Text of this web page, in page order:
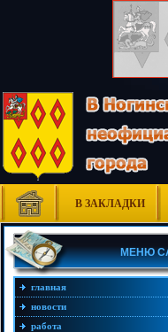
В ЗАКЛАДКИ
МЕНЮ
главная
новости
работа